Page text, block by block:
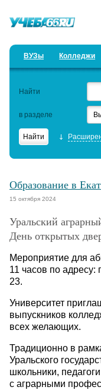
ВУЗы Колледжи
Добавить уч.
Дистанционное
Актуальные статьи
Образовательный
Найти
в разделе
Образование в
15 октября 2024
Уральский
День открытых
Мероприятие для
11 часов по адресу:
23.
Университет
выпускников
всех желающих.
Традиционно в
Уральского
школьники,
с аграрными